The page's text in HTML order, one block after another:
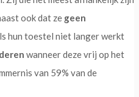
ook dat ze geen
hun toestel niet langer werkt
wanneer deze vrij op het
van 59% van de